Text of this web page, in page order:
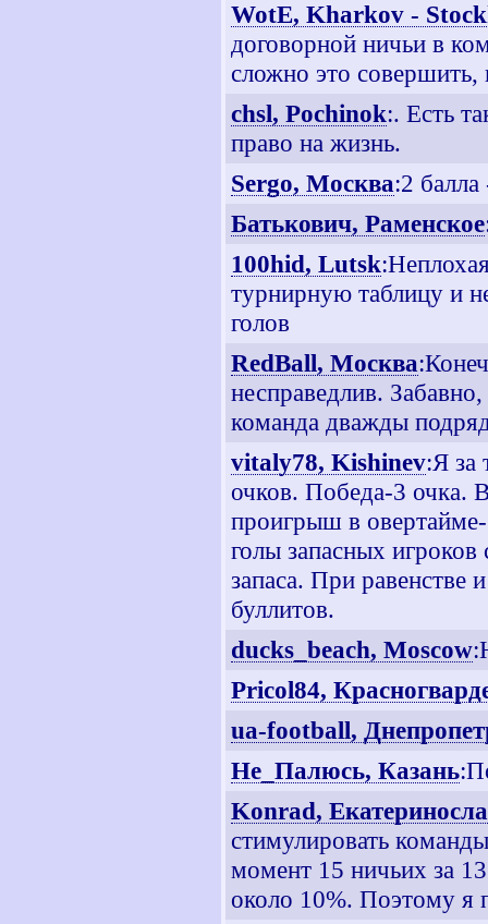
WotE, Kharkov -
договорной ничьи в
сложно это совершить,
chsl, Pochinok:. Есть
право на жизнь.
Sergo, Москва:2
Батькович, Раменское
100hid, Lutsk
турнирную таблицу и
голов
RedBall, Москва
несправедлив.
команда дважды
vitaly78, Kishinev:Я за
очков. Победа-3 очка.
проигрыш в
голы запасных
запаса. При равенстве
буллитов.
ducks_beach, Moscow
Pricol84,
ua-football,
Не_Палюсь, Казань
Konrad,
стимулировать
момент 15 ничьих за
около 10%. Поэтому я